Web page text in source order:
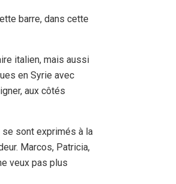
barre, dans cette
italien, mais aussi
en Syrie avec
aux côtés
sont exprimés à la
Marcos, Patricia,
veux pas plus